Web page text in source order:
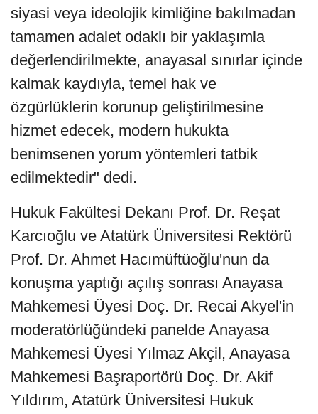
siyasi veya ideolojik kimliğine bakılmadan
tamamen adalet odaklı bir yaklaşımla
değerlendirilmekte, anayasal sınırlar içinde
kalmak kaydıyla, temel hak ve
özgürlüklerin korunup geliştirilmesine
hizmet edecek, modern hukukta
benimsenen yorum yöntemleri tatbik
edilmektedir" dedi.
Hukuk Fakültesi Dekanı Prof. Dr. Reşat
Karcıoğlu ve Atatürk Üniversitesi Rektörü
Prof. Dr. Ahmet Hacımüftüoğlu'nun da
konuşma yaptığı açılış sonrası Anayasa
Mahkemesi Üyesi Doç. Dr. Recai Akyel'in
moderatörlüğündeki panelde Anayasa
Mahkemesi Üyesi Yılmaz Akçil, Anayasa
Mahkemesi Başraportörü Doç. Dr. Akif
Yıldırım, Atatürk Üniversitesi Hukuk